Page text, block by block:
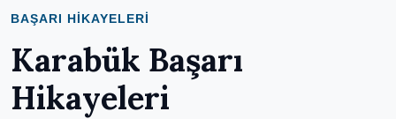
BAŞARI HIKAYELERI
Karabük Başarı
Hikayeleri